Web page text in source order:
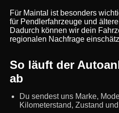
Für Maintal ist besonders
für Pendlerfahrzeuge und
Dadurch können wir dein
regionalen Nachfrage
So läuft der
ab
Du sendest uns Marke,
Kilometerstand, Zustand